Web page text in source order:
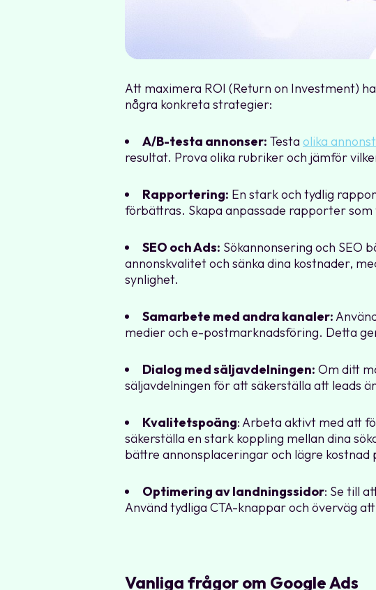
Att maximera ROI (Return on Investment)
några konkreta strategier:
A/B-testa annonser: Testa olika
resultat. Prova olika rubriker och jämför
Rapportering: En stark och tydlig
förbättras. Skapa anpassade rapporter
SEO och Ads: Sökannonsering och SEO
annonskvalitet och sänka dina kostnader,
synlighet.
Samarbete med andra kanaler:
medier och e-postmarknadsföring. Detta
Dialog med säljavdelningen: Om ditt
säljavdelningen för att säkerställa att leads
Kvalitetspoäng: Arbeta aktivt med att
säkerställa en stark koppling mellan dina
bättre annonsplaceringar och lägre kostnad
Optimering av landningssidor: Se till
Använd tydliga CTA-knappar och överväg
Vanliga frågor om Google Ads